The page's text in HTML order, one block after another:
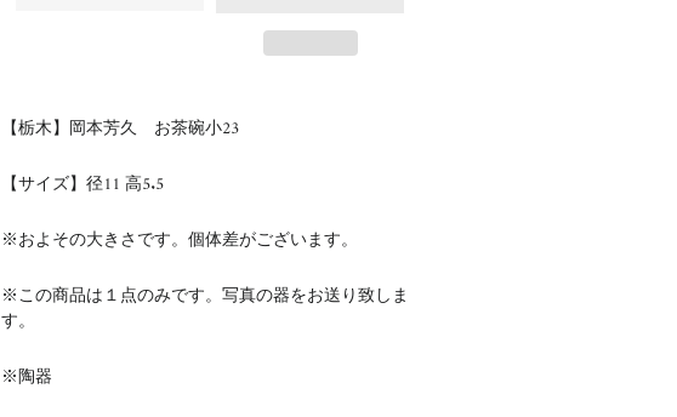
【栃木】岡本芳久 お茶碗小23
【サイズ】径11 高5.5
※およその大きさです。個体差がございます。
※この商品は１点のみです。写真の器をお送り致しま
す。
※陶器